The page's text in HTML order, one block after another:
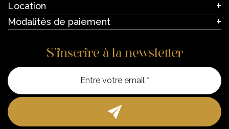
Location
Modalités de paiement
S’inscrire à la newsletter
Entre